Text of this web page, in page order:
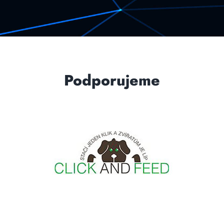
Podporujeme